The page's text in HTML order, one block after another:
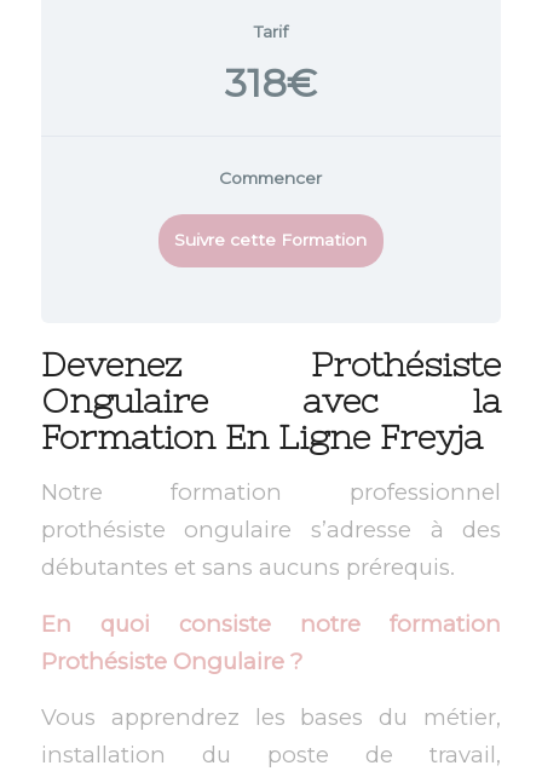
Tarif
318€
Commencer
Suivre cette Formation
Devenez Prothésiste
Ongulaire avec la
Formation En Ligne Freyja
Notre formation professionnel
prothésiste ongulaire s’adresse à des
débutantes et sans aucuns prérequis.
En quoi consiste notre formation
Prothésiste Ongulaire ?
Vous apprendrez les bases du métier,
installation du poste de travail,